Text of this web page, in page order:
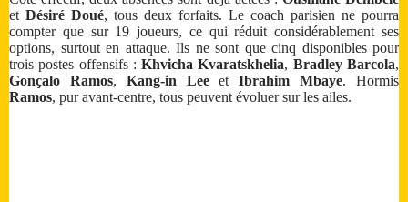
et Désiré Doué, tous deux forfaits. Le coach parisien ne pourra
compter que sur 19 joueurs, ce qui réduit considérablement ses
options, surtout en attaque. Ils ne sont que cinq disponibles pour
trois postes offensifs :Khvicha Kvaratskhelia, Bradley Barcola,
Gonçalo Ramos, Kang-in LeeetIbrahim Mbaye. Hormis
Ramos, pur avant-centre, tous peuvent évoluer sur les ailes.